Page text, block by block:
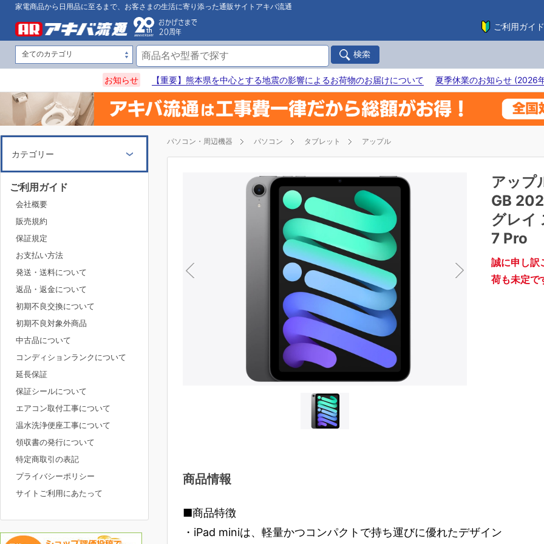
家電商品から日用品に至るまで、お客さまの生活に寄り添った通販サイトアキバ流通
ご利用ガイド
お知らせ 【重要】熊本県を中心とする地震の影響によるお荷物のお届けについて 夏季休業のお知らせ (2026
パソコン・周辺機器 パソコン タブレット アップル
アップ
GB
グレイ
7 Pro
誠に申し訳
荷も未定で
商品情報
■商品特徴
・iPad miniは、軽量かつコンパクトで持ち運びに優れたデザイン
カテゴリー
ご利用ガイド
会社概要
販売規約
保証規定
お支払い方法
発送・送料について
返品・返金について
初期不良交換について
初期不良対象外商品
中古品について
コンディションランクについて
延長保証
保証シールについて
エアコン取付工事について
温水洗浄便座工事について
領収書の発行について
特定商取引の表記
プライバシーポリシー
サイトご利用にあたって